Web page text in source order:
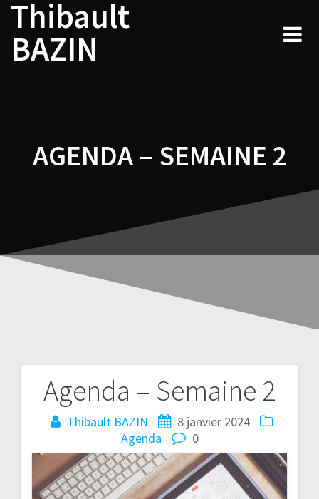
Skip
content
Thibault
BAZIN
AGENDA – SEMAINE 2
Agenda – Semaine 2
Thibault BAZIN
8 janvier 2024
Agenda
0
Navigation
de